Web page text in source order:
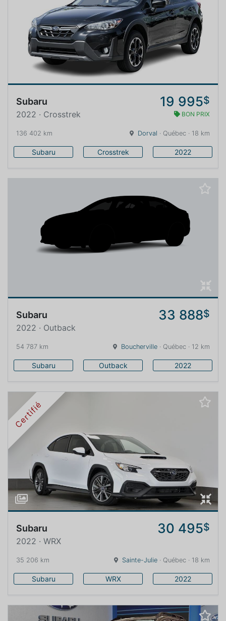
Subaru 19 995$
2022 · Crosstrek BON PRIX
136 402 km Dorval · Québec · 18 km
Subaru Crosstrek 2022
Subaru 33 888$
2022 · Outback
54 787 km Boucherville · Québec · 12 km
Subaru Outback 2022
Certifié
Subaru 30 495$
2022 · WRX
35 206 km Sainte-Julie · Québec · 18 km
Subaru WRX 2022